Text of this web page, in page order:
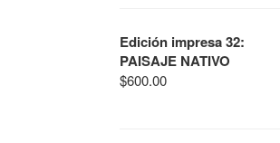
Edición impresa 32:
PAISAJE NATIVO
$600.00